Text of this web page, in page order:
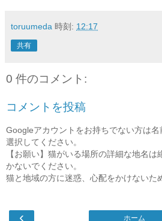
toruumeda 時刻: 12:17
共有
0 件のコメント:
コメントを投稿
Googleアカウントをお持ちでない方は名
選択してください。
【お願い】猫がいる場所の詳細な地名は
かないでください。
猫と地域の方に迷惑、心配をかけないた
‹ ホーム